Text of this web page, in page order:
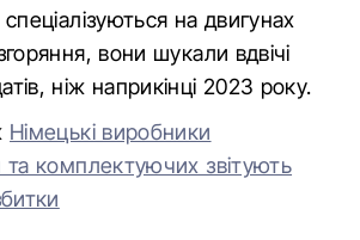
на двигунах
вони шукали вдвічі
ніж наприкінці 2023 року.
Німецькі виробники
та комплектуючих звітують